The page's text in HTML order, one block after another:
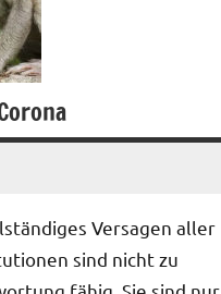
Versagen aller
sind nicht zu